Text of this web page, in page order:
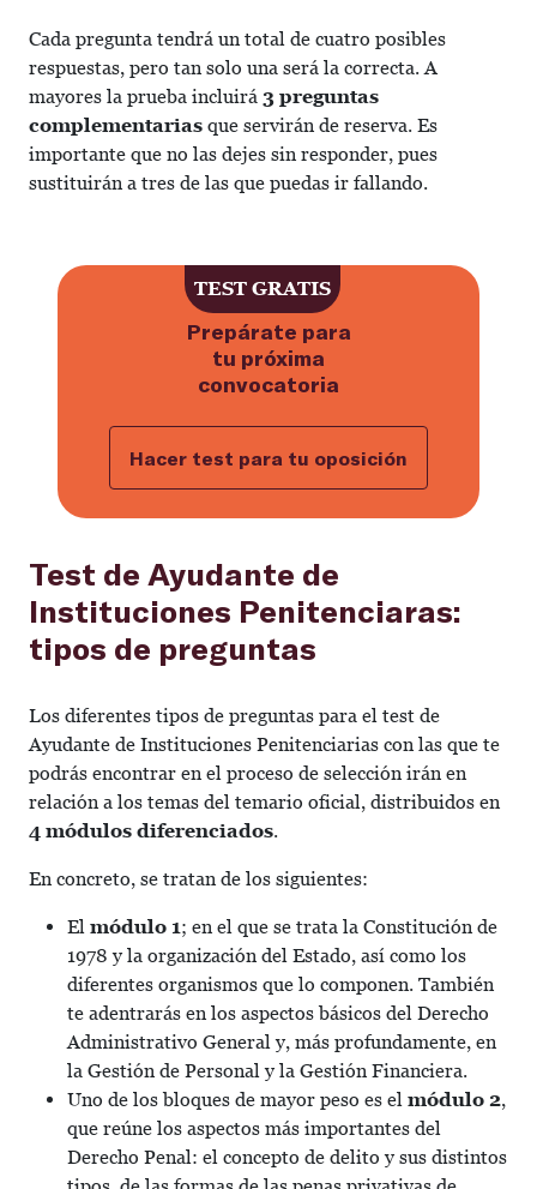
Cada pregunta tendrá un total de cuatro posibles
respuestas, pero tan solo una será la correcta. A
mayores la prueba incluirá 3 preguntas
complementarias que servirán de reserva. Es
importante que no las dejes sin responder, pues
sustituirán a tres de las que puedas ir fallando.
Haz ahora el test gratuito para
Prepárate para
tu próxima
convocatoria
Hacer test para tu oposición
TEST GRATIS
Test de Ayudante de
Instituciones Penitenciaras:
tipos de preguntas
Los diferentes tipos de preguntas para el test de
Ayudante de Instituciones Penitenciarias con las que te
podrás encontrar en el proceso de selección irán en
relación a los temas del temario oficial, distribuidos en
4 módulos diferenciados.
En concreto, se tratan de los siguientes:
El módulo 1; en el que se trata la Constitución de
1978 y la organización del Estado, así como los
diferentes organismos que lo componen. También
te adentrarás en los aspectos básicos del Derecho
Administrativo General y, más profundamente, en
la Gestión de Personal y la Gestión Financiera.
Uno de los bloques de mayor peso es el módulo 2,
que reúne los aspectos más importantes del
Derecho Penal: el concepto de delito y sus distintos